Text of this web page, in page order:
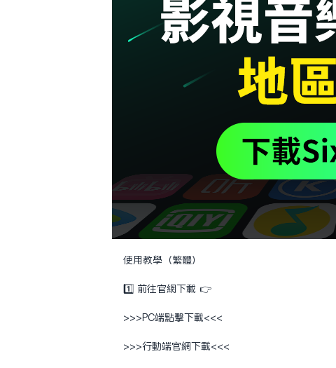
使用教學（繁體）
1️⃣ 前往官網下載 👉
>>>PC端點擊下載<<<
>>>行動端官網下載<<<